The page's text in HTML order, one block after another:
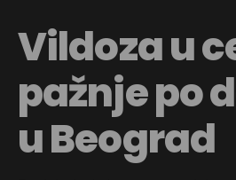
Vildoza u
pažnje po
u Beograd